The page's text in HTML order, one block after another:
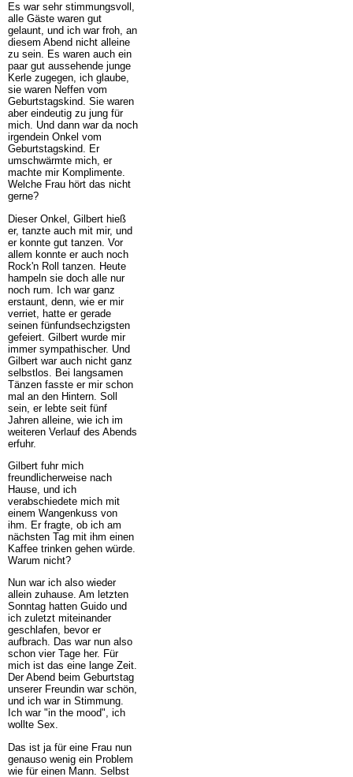
Es war sehr stimmungsvoll,
alle Gäste waren gut
gelaunt, und ich war froh, an
diesem Abend nicht alleine
zu sein. Es waren auch ein
paar gut aussehende junge
Kerle zugegen, ich glaube,
sie waren Neffen vom
Geburtstagskind. Sie waren
aber eindeutig zu jung für
mich. Und dann war da noch
irgendein Onkel vom
Geburtstagskind. Er
umschwärmte mich, er
machte mir Komplimente.
Welche Frau hört das nicht
gerne?
Dieser Onkel, Gilbert hieß
er, tanzte auch mit mir, und
er konnte gut tanzen. Vor
allem konnte er auch noch
Rock'n Roll tanzen. Heute
hampeln sie doch alle nur
noch rum. Ich war ganz
erstaunt, denn, wie er mir
verriet, hatte er gerade
seinen fünfundsechzigsten
gefeiert. Gilbert wurde mir
immer sympathischer. Und
Gilbert war auch nicht ganz
selbstlos. Bei langsamen
Tänzen fasste er mir schon
mal an den Hintern. Soll
sein, er lebte seit fünf
Jahren alleine, wie ich im
weiteren Verlauf des Abends
erfuhr.
Gilbert fuhr mich
freundlicherweise nach
Hause, und ich
verabschiedete mich mit
einem Wangenkuss von
ihm. Er fragte, ob ich am
nächsten Tag mit ihm einen
Kaffee trinken gehen würde.
Warum nicht?
Nun war ich also wieder
allein zuhause. Am letzten
Sonntag hatten Guido und
ich zuletzt miteinander
geschlafen, bevor er
aufbrach. Das war nun also
schon vier Tage her. Für
mich ist das eine lange Zeit.
Der Abend beim Geburtstag
unserer Freundin war schön,
und ich war in Stimmung.
Ich war "in the mood", ich
wollte Sex.
Das ist ja für eine Frau nun
genauso wenig ein Problem
wie für einen Mann. Selbst